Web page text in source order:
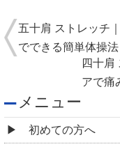
五十肩 ストレッチ
でできる簡単体操法
四十肩
アで痛
メニュー
初めての方へ